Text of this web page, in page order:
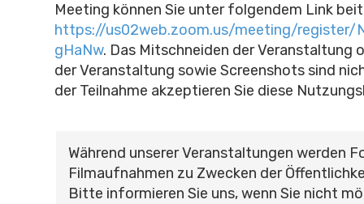
Meeting können Sie unter folgendem Link
https://us02web.zoom.us/meeting/register/
gHaNw. Das Mitschneiden der Veranstaltung
der Veranstaltung sowie Screenshots sind
der Teilnahme akzeptieren Sie diese
Während unserer Veranstaltungen werden
Filmaufnahmen zu Zwecken der
Bitte informieren Sie uns, wenn Sie nicht